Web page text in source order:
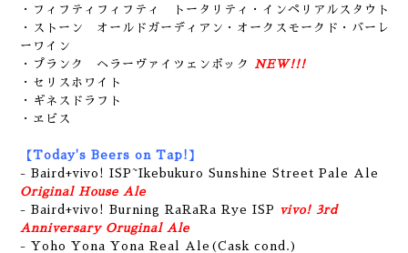
・フィフティフィフティ トータリティ・インペリアルスタウト
・ストーン オールドガーディアン・オークスモークド・バーレ
ーワイン
・プランク ヘラーヴァイツェンボック
NEW!!!
・セリスホワイト
・ギネスドラフト
・ヱビス
【Today's Beers on Tap!】
- Baird+vivo! ISP~Ikebukuro Sunshine Street Pale Ale
Original House Ale
- Baird+vivo! Burning RaRaRa Rye ISP
vivo! 3rd
Anniversary Oruginal Ale
- Yoho Yona Yona Real Ale(Cask cond.)